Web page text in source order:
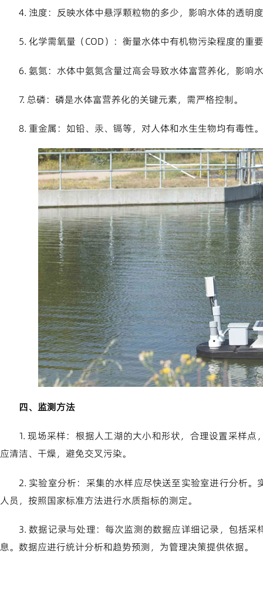
4. 浊度：反映水体中悬浮颗粒物的多少，影响水体的透明
5. 化学需氧量（COD）：衡量水体中有机物污染程度的重
6. 氨氮：水体中氨氮含量过高会导致水体富营养化，影响
7. 总磷：磷是水体富营养化的关键元素，需严格控制。
8. 重金属：如铅、汞、镉等，对人体和水生生物均有毒性。
四、监测方法
1. 现场采样：根据人工湖的大小和形状，合理设置采样
应清洁、干燥，避免交叉污染。
2. 实验室分析：采集的水样应尽快送至实验室进行分析
人员，按照国家标准方法进行水质指标的测定。
3. 数据记录与处理：每次监测的数据应详细记录，包括
息。数据应进行统计分析和趋势预测，为管理决策提供依据。